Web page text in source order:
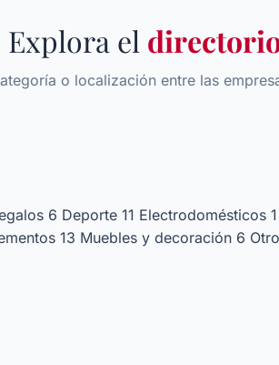
Explora el
o localización entre las
6 Deporte 11 Electrodomésticos 1
13 Muebles y decoración 6